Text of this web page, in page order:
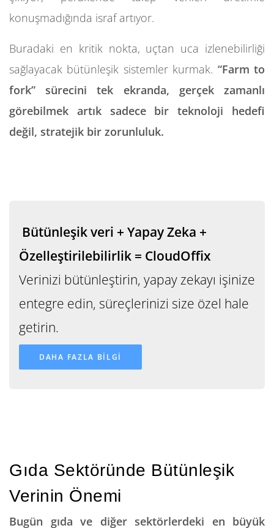
konuşmadığında israf artıyor.
Buradaki en kritik nokta, uçtan uca izlenebilirliği
sağlayacak bütünleşik sistemler kurmak. “Farm to
fork” sürecini tek ekranda, gerçek zamanlı
görebilmek artık sadece bir teknoloji hedefi
değil, stratejik bir zorunluluk.
Bütünleşik veri + Yapay Zeka +
Özelleştirilebilirlik = CloudOffix
Verinizi bütünleştirin, yapay zekayı işinize
entegre edin, süreçlerinizi size özel hale
getirin.
DAHA FAZLA BİLGİ
Gıda Sektöründe Bütünleşik
Verinin Önemi
Bugün gıda ve diğer sektörlerdeki en büyük